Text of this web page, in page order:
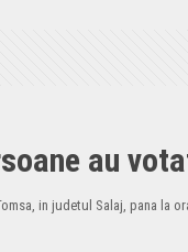
au
in judetul Salaj, pana la